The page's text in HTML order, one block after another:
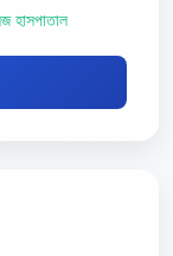
হাসপাতাল